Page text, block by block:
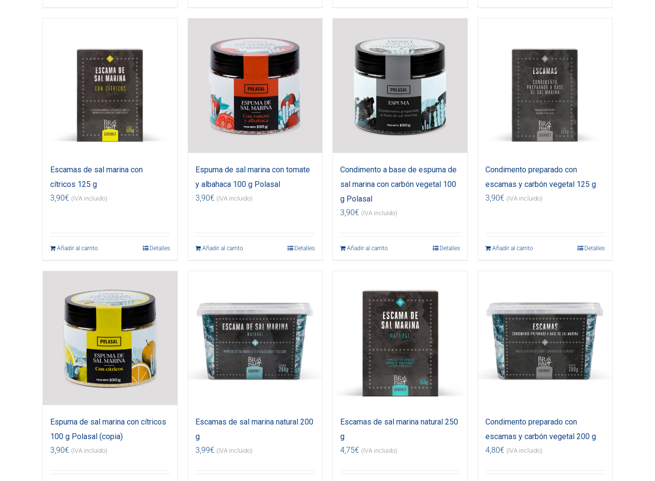
Escamas de sal marina con
cítricos 125 g
3,90€ (IVA incluido)
Añadir al carrito Detalles
Espuma de sal marina con tomate
y albahaca 100 g Polasal
3,90€ (IVA incluido)
Añadir al carrito Detalles
Condimento a base de espuma de
sal marina con carbón vegetal 100
g Polasal
3,90€ (IVA incluido)
Añadir al carrito Detalles
Condimento preparado con
escamas y carbón vegetal 125 g
3,90€ (IVA incluido)
Añadir al carrito Detalles
Espuma de sal marina con cítricos
100 g Polasal (copia)
3,90€ (IVA incluido)
Escamas de sal marina natural 200
g
3,99€ (IVA incluido)
Escamas de sal marina natural 250
g
4,75€ (IVA incluido)
Condimento preparado con
escamas y carbón vegetal 200 g
4,80€ (IVA incluido)